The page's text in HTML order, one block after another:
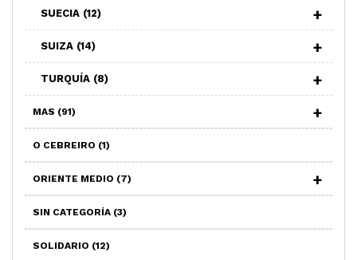
SUECIA (12)
SUIZA (14)
TURQUÍA (8)
MAS (91)
O CEBREIRO (1)
ORIENTE MEDIO (7)
SIN CATEGORÍA (3)
SOLIDARIO (12)